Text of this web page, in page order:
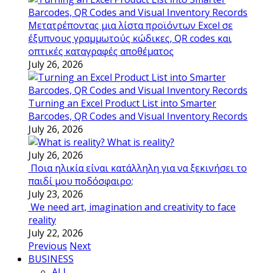
Μετατρέποντας μια λίστα προϊόντων Excel σε
έξυπνους γραμμωτούς κώδικες, QR codes και
οπτικές καταγραφές αποθέματος
July 26, 2026
Turning an Excel Product List into Smarter
Barcodes, QR Codes and Visual Inventory Records
July 26, 2026
What is reality?
July 26, 2026
Ποια ηλικία είναι κατάλληλη για να ξεκινήσει το
παιδί μου ποδόσφαιρο;
July 23, 2026
We need art, imagination and creativity to face
reality
July 22, 2026
Previous Next
BUSINESS